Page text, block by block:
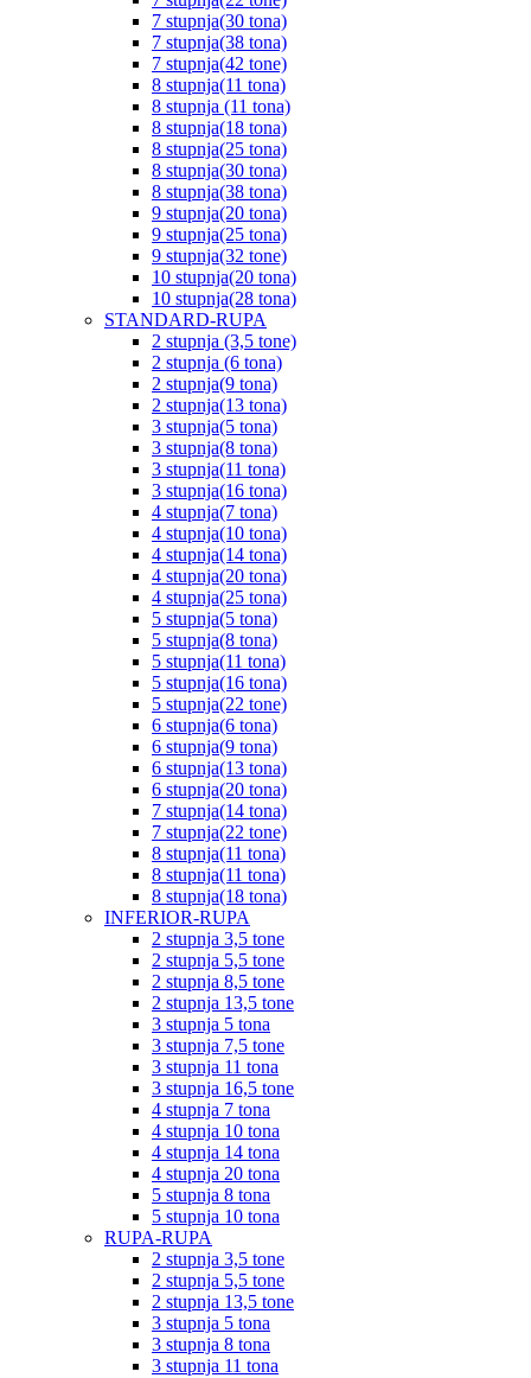
7 stupnja(30 tona)
7 stupnja(38 tona)
7 stupnja(42 tone)
8 stupnja(11 tona)
8 stupnja (11 tona)
8 stupnja(18 tona)
8 stupnja(25 tona)
8 stupnja(30 tona)
8 stupnja(38 tona)
9 stupnja(20 tona)
9 stupnja(25 tona)
9 stupnja(32 tone)
10 stupnja(20 tona)
10 stupnja(28 tona)
STANDARD-RUPA
2 stupnja (3,5 tone)
2 stupnja (6 tona)
2 stupnja(9 tona)
2 stupnja(13 tona)
3 stupnja(5 tona)
3 stupnja(8 tona)
3 stupnja(11 tona)
3 stupnja(16 tona)
4 stupnja(7 tona)
4 stupnja(10 tona)
4 stupnja(14 tona)
4 stupnja(20 tona)
4 stupnja(25 tona)
5 stupnja(5 tona)
5 stupnja(8 tona)
5 stupnja(11 tona)
5 stupnja(16 tona)
5 stupnja(22 tone)
6 stupnja(6 tona)
6 stupnja(9 tona)
6 stupnja(13 tona)
6 stupnja(20 tona)
7 stupnja(14 tona)
7 stupnja(22 tone)
8 stupnja(11 tona)
8 stupnja(11 tona)
8 stupnja(18 tona)
INFERIOR-RUPA
2 stupnja 3,5 tone
2 stupnja 5,5 tone
2 stupnja 8,5 tone
2 stupnja 13,5 tone
3 stupnja 5 tona
3 stupnja 7,5 tone
3 stupnja 11 tona
3 stupnja 16,5 tone
4 stupnja 7 tona
4 stupnja 10 tona
4 stupnja 14 tona
4 stupnja 20 tona
5 stupnja 8 tona
5 stupnja 10 tona
RUPA-RUPA
2 stupnja 3,5 tone
2 stupnja 5,5 tone
2 stupnja 13,5 tone
3 stupnja 5 tona
3 stupnja 8 tona
3 stupnja 11 tona